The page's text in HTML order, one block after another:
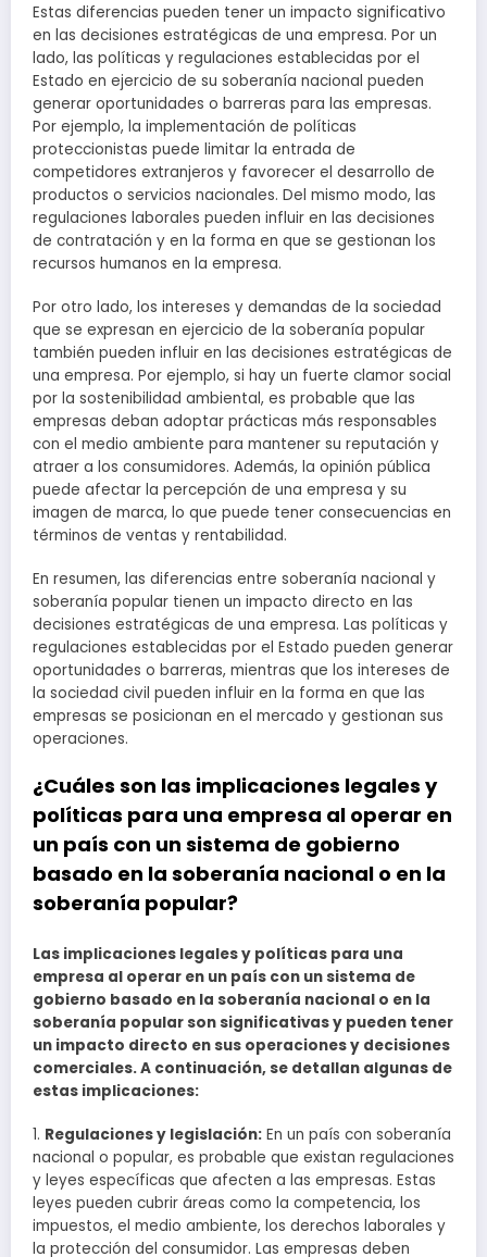
Estas diferencias pueden tener un impacto significativo
en las decisiones estratégicas de una empresa. Por un
lado, las políticas y regulaciones establecidas por el
Estado en ejercicio de su soberanía nacional pueden
generar oportunidades o barreras para las empresas.
Por ejemplo, la implementación de políticas
proteccionistas puede limitar la entrada de
competidores extranjeros y favorecer el desarrollo de
productos o servicios nacionales. Del mismo modo, las
regulaciones laborales pueden influir en las decisiones
de contratación y en la forma en que se gestionan los
recursos humanos en la empresa.
Por otro lado, los intereses y demandas de la sociedad
que se expresan en ejercicio de la soberanía popular
también pueden influir en las decisiones estratégicas de
una empresa. Por ejemplo, si hay un fuerte clamor social
por la sostenibilidad ambiental, es probable que las
empresas deban adoptar prácticas más responsables
con el medio ambiente para mantener su reputación y
atraer a los consumidores. Además, la opinión pública
puede afectar la percepción de una empresa y su
imagen de marca, lo que puede tener consecuencias en
términos de ventas y rentabilidad.
En resumen, las diferencias entre soberanía nacional y
soberanía popular tienen un impacto directo en las
decisiones estratégicas de una empresa. Las políticas y
regulaciones establecidas por el Estado pueden generar
oportunidades o barreras, mientras que los intereses de
la sociedad civil pueden influir en la forma en que las
empresas se posicionan en el mercado y gestionan sus
operaciones.
¿Cuáles son las implicaciones legales y
políticas para una empresa al operar en
un país con un sistema de gobierno
basado en la soberanía nacional o en la
soberanía popular?
Las implicaciones legales y políticas para una
empresa al operar en un país con un sistema de
gobierno basado en la soberanía nacional o en la
soberanía popular son significativas y pueden tener
un impacto directo en sus operaciones y decisiones
comerciales. A continuación, se detallan algunas de
estas implicaciones:
1. Regulaciones y legislación: En un país con soberanía
nacional o popular, es probable que existan regulaciones
y leyes específicas que afecten a las empresas. Estas
leyes pueden cubrir áreas como la competencia, los
impuestos, el medio ambiente, los derechos laborales y
la protección del consumidor. Las empresas deben